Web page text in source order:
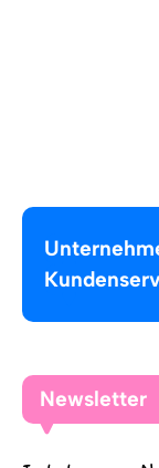
Newsletter